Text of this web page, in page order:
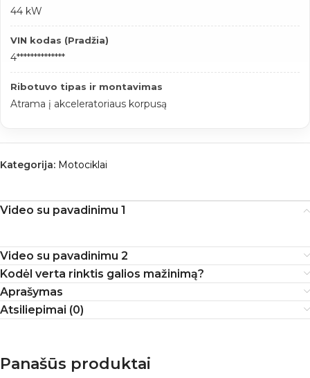
44 kW
VIN kodas (Pradžia)
4**************
Ribotuvo tipas ir montavimas
Atrama į akceleratoriaus korpusą
Kategorija: Motociklai
Video su pavadinimu 1
Video su pavadinimu 2
Kodėl verta rinktis galios mažinimą?
Aprašymas
Atsiliepimai (0)
Panašūs produktai